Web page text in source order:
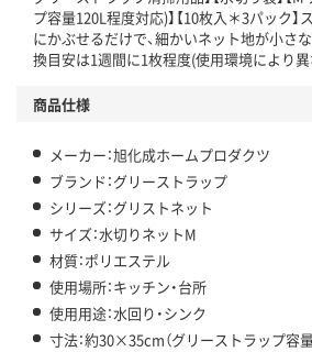
プ容量120L程度対応)】【10枚入＊3パック
にかぶせるだけで、細かいネット地が小さ
換目安は1週間に1枚程度(使用環境により異
商品仕様
メーカー：旭化成ホームプロダクツ
ブランド：グリーストラップ
シリーズ：グリストネット
サイズ：水切りネットM
材質：ポリエステル
使用場所：キッチン・台所
使用用途：水回り・シンク
寸法：約30×35cm（グリーストラップ容